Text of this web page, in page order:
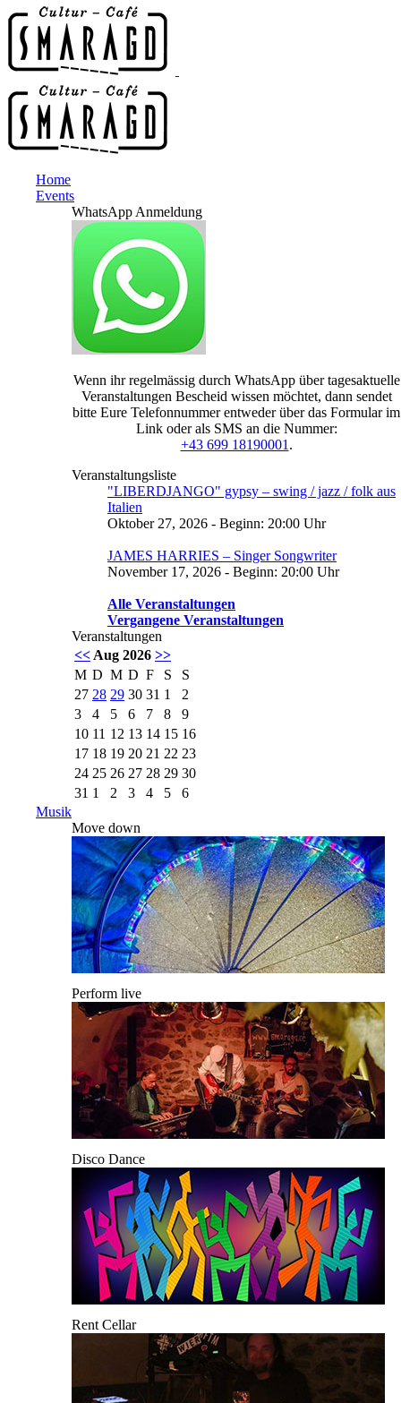
Home
Events
WhatsApp Anmeldung
Wenn ihr regelmässig durch WhatsApp über tagesaktuelle
Veranstaltungen Bescheid wissen möchtet, dann sendet
bitte Eure Telefonnummer entweder über das Formular im
Link oder als SMS an die Nummer:
+43 699 18190001 .
Veranstaltungsliste
"LIBERDJANGO" gypsy – swing / jazz / folk aus
Italien
Oktober 27, 2026 - Beginn: 20:00 Uhr
JAMES HARRIES – Singer Songwriter
November 17, 2026 - Beginn: 20:00 Uhr
Alle Veranstaltungen
Vergangene Veranstaltungen
Veranstaltungen
<< Aug 2026 >>
M D M D F S
S
27 28 29 30 31 1
2
3
4 5 6 7 8
9
10 11 12 13 14 15 16
17 18 19 20 21 22 23
24 25 26 27 28 29 30
31 1 2 3 4 5
6
Musik
Move down
Perform live
Disco Dance
Rent Cellar